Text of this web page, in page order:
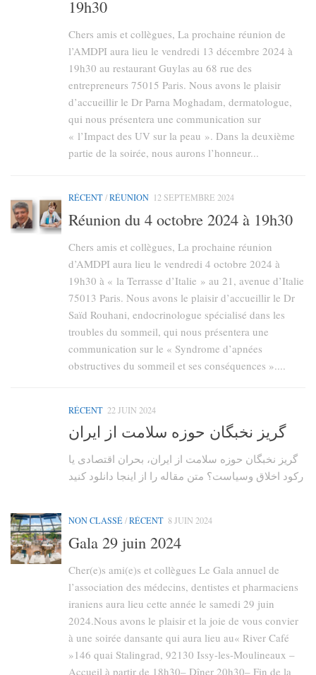
19h30
Chers amis et collègues, La prochaine réunion de
l’AMDPI aura lieu le vendredi 13 décembre 2024 à
19h30 au restaurant Guylas au 68 rue des
entrepreneurs 75015 Paris. Nous avons le plaisir
d’accueillir le Dr Parna Moghadam, dermatologue,
qui nous présentera une communication sur
« l’Impact des UV sur la peau ». Dans la deuxième
partie de la soirée, nous aurons l’honneur...
RÉCENT/RÉUNION 12 SEPTEMBRE 2024
Réunion du 4 octobre 2024 à 19h30
Chers amis et collègues, La prochaine réunion
d’AMDPI aura lieu le vendredi 4 octobre 2024 à
19h30 à « la Terrasse d’Italie » au 21, avenue d’Italie
75013 Paris. Nous avons le plaisir d’accueillir le Dr
Saïd Rouhani, endocrinologue spécialisé dans les
troubles du sommeil, qui nous présentera une
communication sur le « Syndrome d’apnées
obstructives du sommeil et ses conséquences »....
RÉCENT 22 JUIN 2024
گریز نخبگان حوزه سلامت از ایران
گریز نخبگان حوزه سلامت از ایران، بحران اقتصادی یا
رکود اخلاق وسیاست؟ متن مقاله را از اینجا دانلود کنید
NON CLASSÉ/RÉCENT 8 JUIN 2024
Gala 29 juin 2024
Cher(e)s ami(e)s et collègues Le Gala annuel de
l’association des médecins, dentistes et pharmaciens
iraniens aura lieu cette année le samedi 29 juin
2024.Nous avons le plaisir et la joie de vous convier
à une soirée dansante qui aura lieu au« River Café
»146 quai Stalingrad, 92130 Issy-les-Moulineaux –
Accueil à partir de 18h30– Dîner 20h30– Fin de la